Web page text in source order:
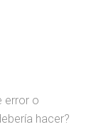
error o
hacer?